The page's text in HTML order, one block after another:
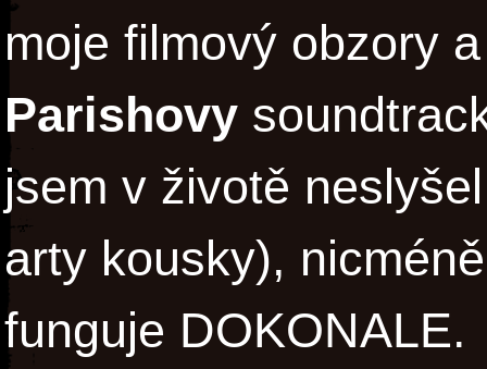
moje filmový obzory
Parishovy
jsem v životě
arty kousky),
funguje DOKONALE.